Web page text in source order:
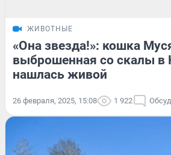
ЖИВОТНЫЕ
«Она звезда!»: кошка
выброшенная со скалы в
нашлась живой
26 февраля, 2025, 15:08 1 922